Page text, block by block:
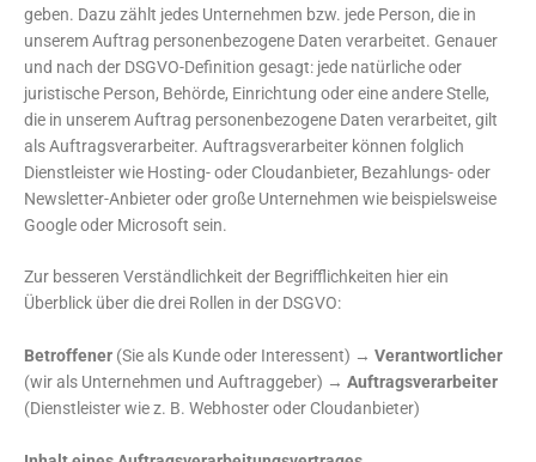
geben. Dazu zählt jedes Unternehmen bzw. jede Person, die in
unserem Auftrag personenbezogene Daten verarbeitet. Genauer
und nach der DSGVO-Definition gesagt: jede natürliche oder
juristische Person, Behörde, Einrichtung oder eine andere Stelle,
die in unserem Auftrag personenbezogene Daten verarbeitet, gilt
als Auftragsverarbeiter. Auftragsverarbeiter können folglich
Dienstleister wie Hosting- oder Cloudanbieter, Bezahlungs- oder
Newsletter-Anbieter oder große Unternehmen wie beispielsweise
Google oder Microsoft sein.
Zur besseren Verständlichkeit der Begrifflichkeiten hier ein
Überblick über die drei Rollen in der DSGVO:
Betroffener (Sie als Kunde oder Interessent) → Verantwortlicher
(wir als Unternehmen und Auftraggeber) → Auftragsverarbeiter
(Dienstleister wie z. B. Webhoster oder Cloudanbieter)